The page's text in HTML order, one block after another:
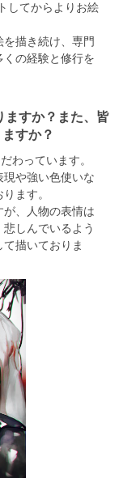
してからよりお絵
描き続け、専門
の経験と修行を
ますか？また、皆
すか？
わっています。
や強い色使いな
ます。
が、人物の表情は
しんでいるよう
描いておりま